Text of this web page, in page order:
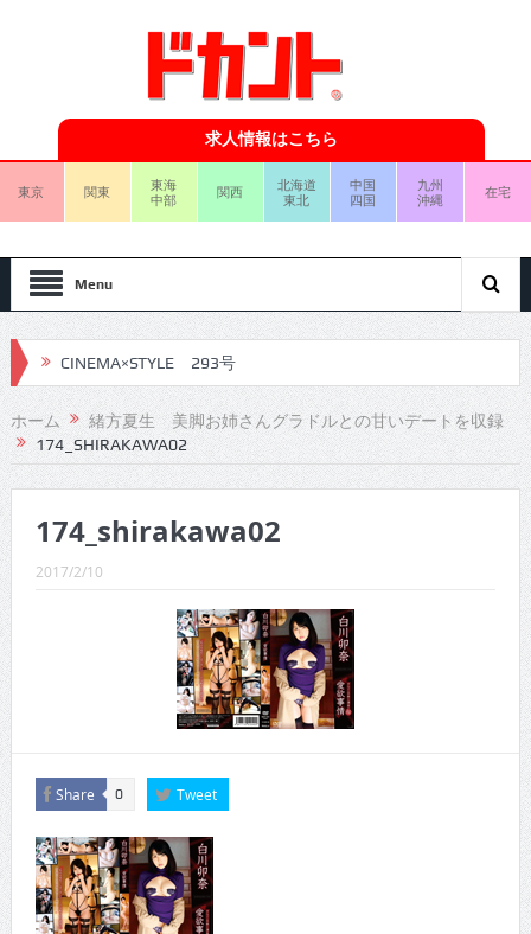
求人情報はこちら
東京 関東
東海
中部
関西
北海道
東北
中国
四国
九州
沖縄
在宅
Menu
CINEMA×STYLE 293号
CINEMA×STYLE 292号
CINEMA×STYLE 291号
CINEMA×STYLE 289号
CINEMA×STYLE 287号
CINEMA×STYLE 286号
CINEMA×STYLE 285号
ホーム
緒方夏生 美脚お姉さんグラドルとの甘いデートを収録
174_SHIRAKAWA02
174_shirakawa02
2017/2/10
Share 0 Tweet